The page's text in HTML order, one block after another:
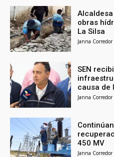
obras
La Silsa
Janna Corredor
SEN
causa de
Janna Corredor
450 MV
Janna Corredor